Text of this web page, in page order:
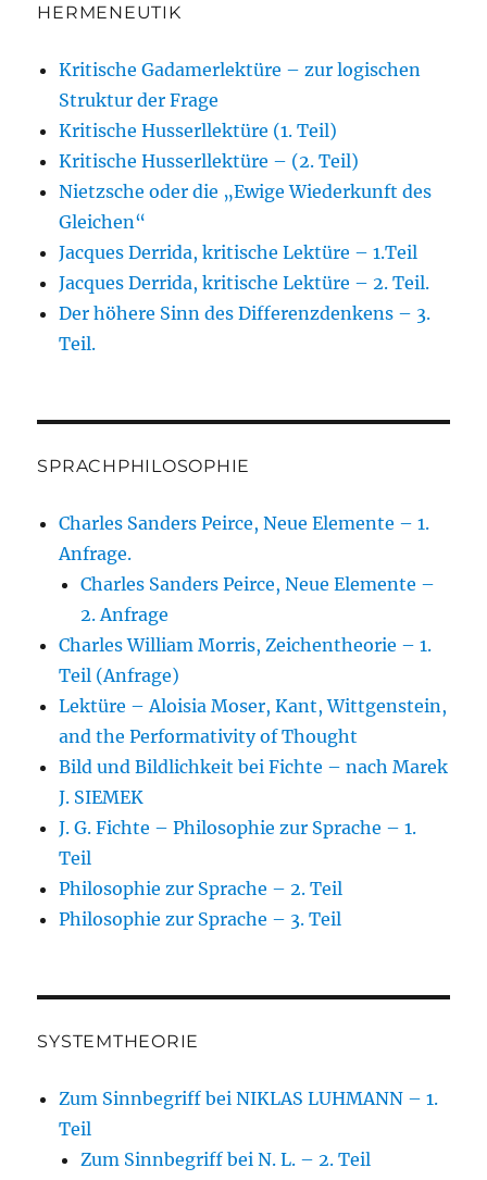
HERMENEUTIK
Kritische Gadamerlektüre – zur logischen
Struktur der Frage
Kritische Husserllektüre (1. Teil)
Kritische Husserllektüre – (2. Teil)
Nietzsche oder die „Ewige Wiederkunft des
Gleichen“
Jacques Derrida, kritische Lektüre – 1.Teil
Jacques Derrida, kritische Lektüre – 2. Teil.
Der höhere Sinn des Differenzdenkens – 3.
Teil.
SPRACHPHILOSOPHIE
Charles Sanders Peirce, Neue Elemente – 1.
Anfrage.
Charles Sanders Peirce, Neue Elemente –
2. Anfrage
Charles William Morris, Zeichentheorie – 1.
Teil (Anfrage)
Lektüre – Aloisia Moser, Kant, Wittgenstein,
and the Performativity of Thought
Bild und Bildlichkeit bei Fichte – nach Marek
J. SIEMEK
J. G. Fichte – Philosophie zur Sprache – 1.
Teil
Philosophie zur Sprache – 2. Teil
Philosophie zur Sprache – 3. Teil
SYSTEMTHEORIE
Zum Sinnbegriff bei NIKLAS LUHMANN – 1.
Teil
Zum Sinnbegriff bei N. L. – 2. Teil